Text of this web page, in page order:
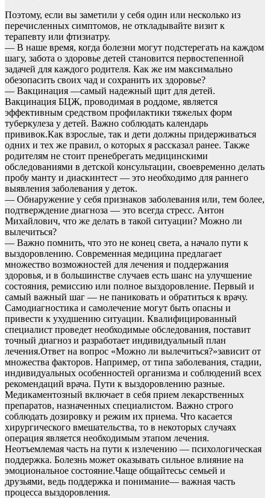
Поэтому, если вы заметили у себя один или несколько из
перечисленных симптомов, не откладывайте визит к
терапевту или фтизиатру.
— В наше время, когда болезни могут подстерегать на каждом
шагу, забота о здоровье детей становится первостепенной
задачей для каждого родителя. Как же им максимально
обезопасить своих чад и сохранить их здоровье?
— Вакцинация —самый надежный щит для детей.
Вакцинация БЦЖ, проводимая в роддоме, является
эффективным средством профилактики тяжелых форм
туберкулеза у детей. Важно соблюдать календарь
прививок.Как взрослые, так и дети должны придерживаться
одних и тех же правил, о которых я рассказал ранее. Также
родителям не стоит пренебрегать медицинскими
обследованиями в детской консультации, своевременно делать
пробу манту и диаскинтест — это необходимо для раннего
выявления заболевания у деток.
— Обнаружение у себя признаков заболевания или, тем более,
подтверждение диагноза — это всегда стресс. Антон
Михайлович, что же делать в такой ситуации? Можно ли
вылечиться?
— Важно помнить, что это не конец света, а начало пути к
выздоровлению. Современная медицина предлагает
множество возможностей для лечения и поддержания
здоровья, и в большинстве случаев есть шанс на улучшение
состояния, ремиссию или полное выздоровление. Первый и
самый важный шаг — не паниковать и обратиться к врачу.
Самодиагностика и самолечение могут быть опасны и
привести к ухудшению ситуации. Квалифицированный
специалист проведет необходимые обследования, поставит
точный диагноз и разработает индивидуальный план
лечения.Ответ на вопрос «Можно ли вылечиться?»зависит от
множества факторов. Например, от типа заболевания, стадии,
индивидуальных особенностей организма и соблюдений всех
рекомендаций врача. Пути к выздоровлению разные.
Медикаментозный включает в себя прием лекарственных
препаратов, назначенных специалистом. Важно строго
соблюдать дозировку и режим их приема. Что касается
хирургического вмешательства, то в некоторых случаях
операция является необходимым этапом лечения.
Неотъемлемая часть на пути к излечению — психологическая
поддержка. Болезнь может оказывать сильное влияние на
эмоциональное состояние.Чаще общайтесьс семьей и
друзьями, ведь поддержка и понимание— важная часть
процесса выздоровления.